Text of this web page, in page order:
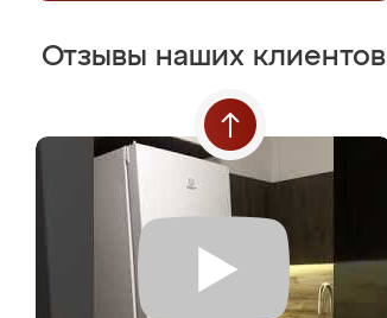
Отзывы наших клиентов